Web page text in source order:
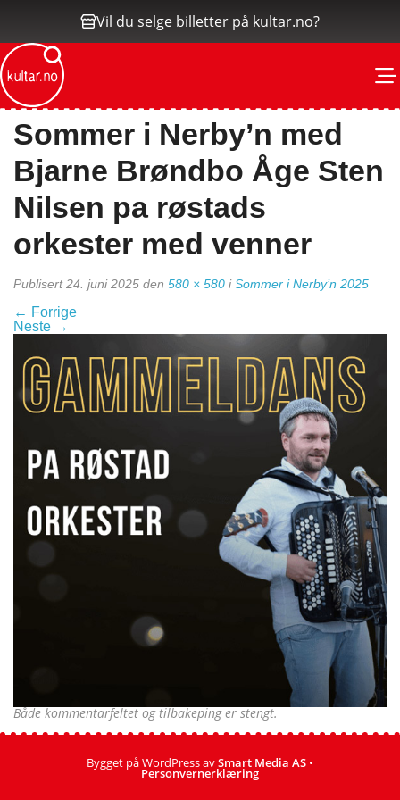
Vil du selge billetter på kultar.no?
Sommer i Nerby’n med
Bjarne Brøndbo Åge Sten
Nilsen pa røstads
orkester med venner
Publisert24. juni 2025 den 580 × 580 iSommer i Nerby’n 2025
← Forrige
Neste →
Både kommentarfeltet og tilbakeping er stengt.
Bygget på WordPress avSmart Media AS •
Personvernerklæring